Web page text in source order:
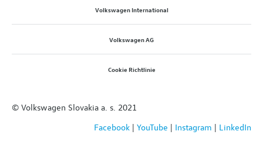
Volkswagen International
Volkswagen AG
Cookie Richtlinie
© Volkswagen Slovakia a. s. 2021
Facebook | YouTube | Instagram | LinkedIn